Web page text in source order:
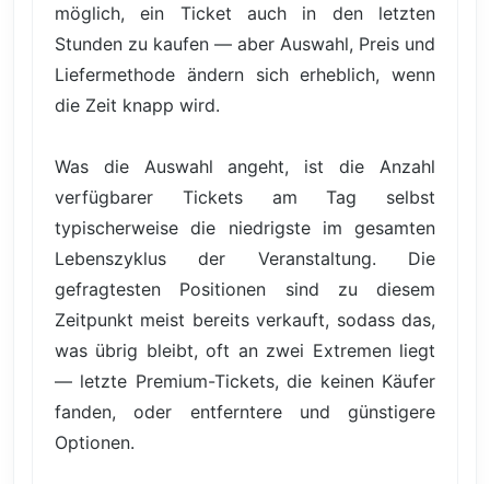
möglich, ein Ticket auch in den letzten
Stunden zu kaufen — aber Auswahl, Preis und
Liefermethode ändern sich erheblich, wenn
die Zeit knapp wird.
Was die Auswahl angeht, ist die Anzahl
verfügbarer Tickets am Tag selbst
typischerweise die niedrigste im gesamten
Lebenszyklus der Veranstaltung. Die
gefragtesten Positionen sind zu diesem
Zeitpunkt meist bereits verkauft, sodass das,
was übrig bleibt, oft an zwei Extremen liegt
— letzte Premium-Tickets, die keinen Käufer
fanden, oder entferntere und günstigere
Optionen.